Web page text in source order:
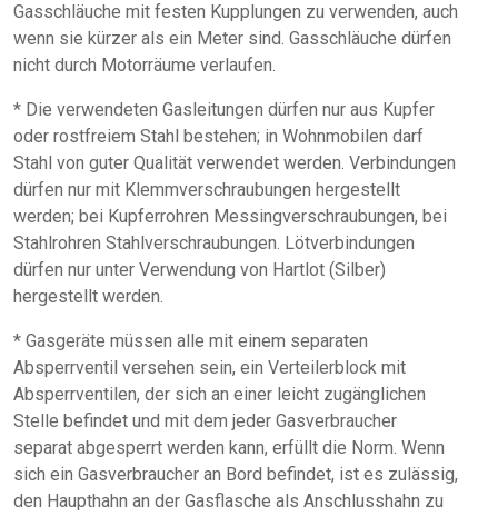
Gasschläuche mit festen Kupplungen zu verwenden, auch
wenn sie kürzer als ein Meter sind. Gasschläuche dürfen
nicht durch Motorräume verlaufen.
* Die verwendeten Gasleitungen dürfen nur aus Kupfer
oder rostfreiem Stahl bestehen; in Wohnmobilen darf
Stahl von guter Qualität verwendet werden. Verbindungen
dürfen nur mit Klemmverschraubungen hergestellt
werden; bei Kupferrohren Messingverschraubungen, bei
Stahlrohren Stahlverschraubungen. Lötverbindungen
dürfen nur unter Verwendung von Hartlot (Silber)
hergestellt werden.
* Gasgeräte müssen alle mit einem separaten
Absperrventil versehen sein, ein Verteilerblock mit
Absperrventilen, der sich an einer leicht zugänglichen
Stelle befindet und mit dem jeder Gasverbraucher
separat abgesperrt werden kann, erfüllt die Norm. Wenn
sich ein Gasverbraucher an Bord befindet, ist es zulässig,
den Haupthahn an der Gasflasche als Anschlusshahn zu